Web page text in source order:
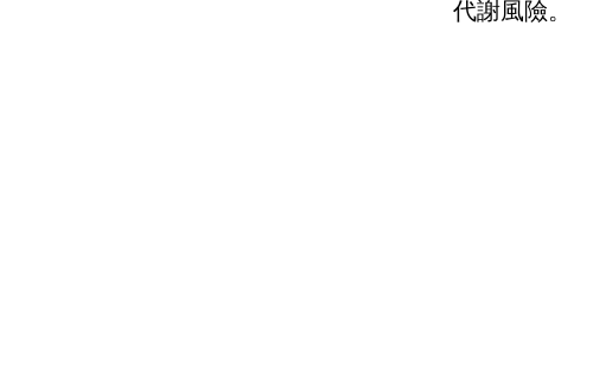
代謝風險。